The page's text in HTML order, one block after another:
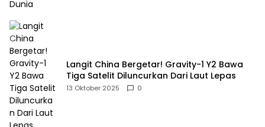
Langit China Bergetar! Gravity-1 Y2 Bawa
Tiga Satelit Diluncurkan Dari Laut Lepas
13 Oktober 2025 0